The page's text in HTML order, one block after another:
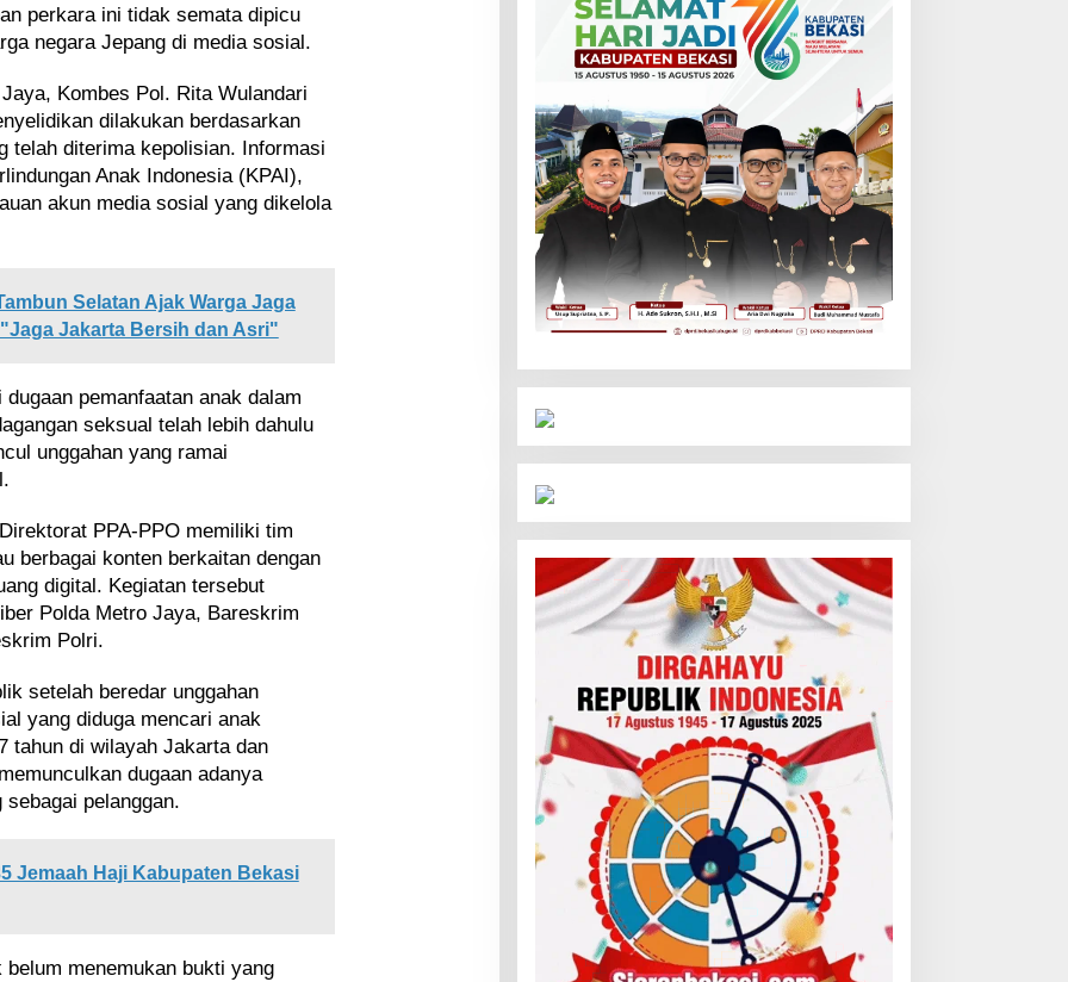
perkara ini tidak semata dipicu
negara Jepang di media sosial.
Kombes Pol. Rita Wulandari
dilakukan berdasarkan
telah diterima kepolisian. Informasi
Anak Indonesia (KPAI),
akun media sosial yang dikelola
Selatan Ajak Warga Jaga
Jakarta Bersih dan Asri"
pemanfaatan anak dalam
seksual telah lebih dahulu
unggahan yang ramai
PPA-PPO memiliki tim
berbagai konten berkaitan dengan
digital. Kegiatan tersebut
Polda Metro Jaya, Bareskrim
Polri.
setelah beredar unggahan
yang diduga mencari anak
tahun di wilayah Jakarta dan
dugaan adanya
pelanggan.
Jemaah Haji Kabupaten Bekasi
menemukan bukti yang